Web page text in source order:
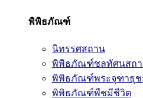
พิพิธภัณฑ์
นิทรรศสถาน
พิพิธภัณฑ์ชลทัศนสถ
พิพิธภัณฑ์พระจุฑาธุช
พิพิธภัณฑ์พืชมีชีวิต